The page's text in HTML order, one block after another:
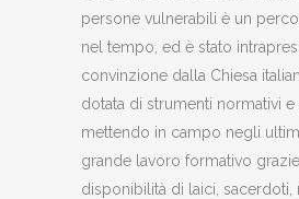
persone vulnerabili è un
nel tempo, ed è stato
convinzione dalla Chiesa
dotata di strumenti normativi e
mettendo in campo negli
grande lavoro formativo
disponibilità di laici, sacerdoti,